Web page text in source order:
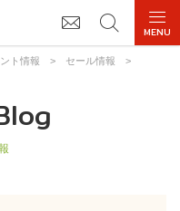
ト情報 > セール情報
>